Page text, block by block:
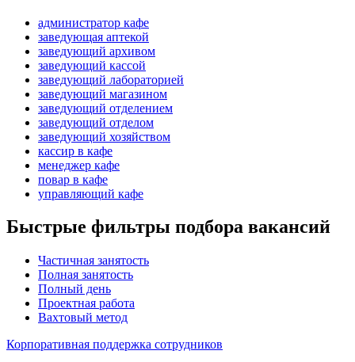
администратор кафе
заведующая аптекой
заведующий архивом
заведующий кассой
заведующий лабораторией
заведующий магазином
заведующий отделением
заведующий отделом
заведующий хозяйством
кассир в кафе
менеджер кафе
повар в кафе
управляющий кафе
Быстрые фильтры подбора вакансий
Частичная занятость
Полная занятость
Полный день
Проектная работа
Вахтовый метод
Корпоративная поддержка сотрудников